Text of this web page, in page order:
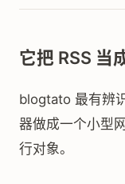
它把 RSS 当
blogtato 最有辨
器做成一个小型
行对象。